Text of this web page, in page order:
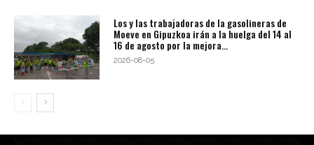
Los y las trabajadoras de la gasolineras de
Moeve en Gipuzkoa irán a la huelga del 14 al
16 de agosto por la mejora...
2026-08-05